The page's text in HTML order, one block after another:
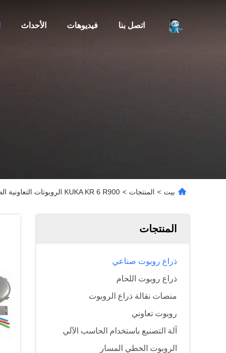
الأحداث فيديوهات اتصل بنا
بيت > المنتجات > KUKA KR 6 R900 الروبوتات التعاونية الصناعية 6 محاور مع وحدة تحكم KRC4
المنتجات
ذراع روبوت صناعي
ذراع روبوت اللحام
منصات نقالة ذراع الروبوت
روبوت تعاوني
آلة التصنيع باستخدام الحاسب الآلي
الروبوت الخطي المسار